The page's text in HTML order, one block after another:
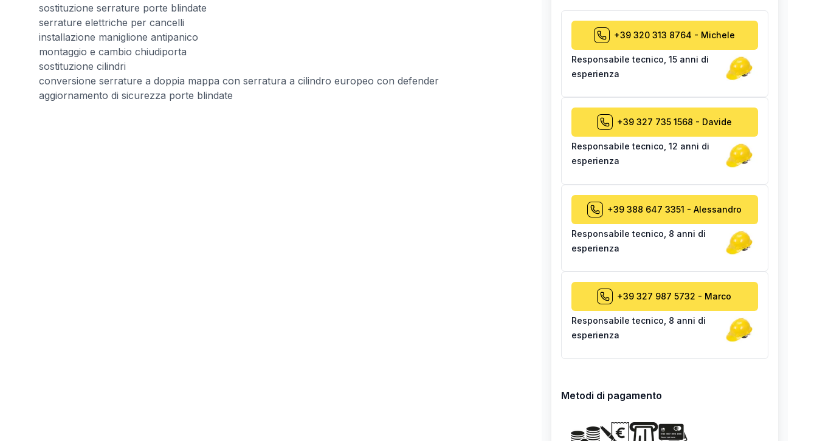
sostituzione serrature porte blindate
serrature elettriche per cancelli
installazione maniglione antipanico
montaggio e cambio chiudiporta
sostituzione cilindri
conversione serrature a doppia mappa con serratura a cilindro europeo con defender
aggiornamento di sicurezza porte blindate
+39 320 313 8764 - Michele
Responsabile tecnico 15 anni di
esperienza
+39 327 735 1568 - Davide
Responsabile tecnico 12 anni di
esperienza
+39 388 647 3351 - Alessandro
Responsabile tecnico 8 anni di
esperienza
+39 327 987 5732 - Marco
Responsabile tecnico 8 anni di
esperienza
Metodi di pagamento